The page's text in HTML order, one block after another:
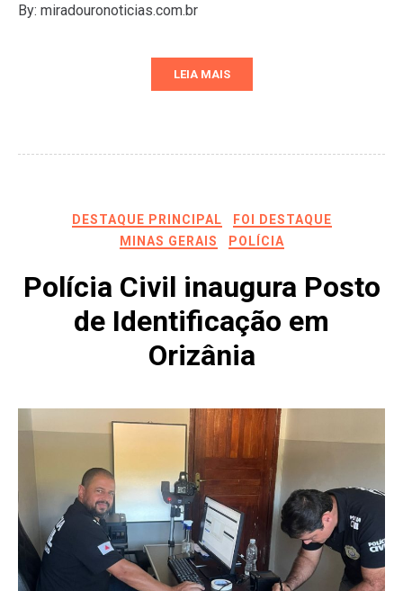
By: miradouronoticias.com.br
LEIA MAIS
DESTAQUE PRINCIPAL
FOI DESTAQUE
MINAS GERAIS
POLÍCIA
Polícia Civil inaugura Posto
de Identificação em
Orizânia